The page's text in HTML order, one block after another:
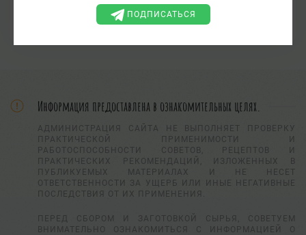
СТАЛЬНИК ПАШЕННЫЙ
ВОЛЧУГ, ВОЛЧУЖНИК, ВОЛОВЬЯ
Информация предоставлена в ознакомительных целях.
АДМИНИСТРАЦИЯ САЙТА НЕ ВЫПОЛНЯЕТ ПРОВЕРКУ
ПРАКТИЧЕСКОЙ ПРИМЕНИМОСТИ И
РАБОТОСПОСОБНОСТИ СОВЕТОВ, РЕЦЕПТОВ И
ПРАКТИЧЕСКИХ РЕКОМЕНДАЦИЙ, ИЗЛОЖЕННЫХ В
ПУБЛИКУЕМЫХ МАТЕРИАЛАХ И НЕ НЕСЕТ
ОТВЕТСТВЕННОСТИ ЗА УЩЕРБ ИЛИ ИНЫЕ НЕГАТИВНЫЕ
ПОСЛЕДСТВИЯ ОТ ИХ ПРИМЕНЕНИЯ.
ПЕРЕД СБОРОМ И ЗАГОТОВКОЙ СЫРЬЯ, СОВЕТУЕМ
ВНИМАТЕЛЬНО ОЗНАКОМИТЬСЯ С ИНФОРМАЦИЕЙ О
ПОДПИСАТЬСЯ